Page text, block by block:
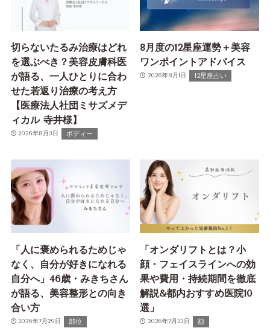
切らないたるみ治療はどれ
を選ぶべき？美容皮膚科医
が語る、一人ひとりに合わ
せた若返り治療の考え方
【医療法人社団ミサズメデ
ィカル 寺井様】
2026年8月3日 ボディー
8月度の12星座運勢＋美容
ワンポイントアドバイス
2026年8月1日 12星座占い
「人に褒められるためじゃ
なく、自分が好きになれる
自分へ」46歳・みきちさん
が語る、美容整形との向き
合い方
2026年7月29日 部位
「オンダリフトとは？小
顔・フェイスラインへの効
果や費用・持続期間を徹底
解説&都内おすすめ医院10
選」
2026年7月23日 顔